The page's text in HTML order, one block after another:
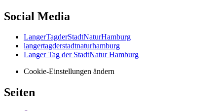
Social Media
LangerTagderStadtNaturHamburg
langertagderstadtnaturhamburg
Langer Tag der StadtNatur Hamburg
Cookie-Einstellungen ändern
Seiten